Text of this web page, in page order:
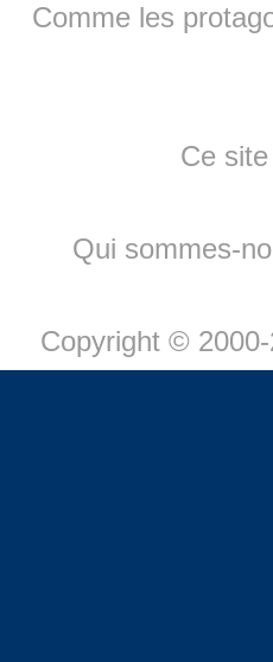
Comme les
Ce
Qui sommes-
Copyright ©